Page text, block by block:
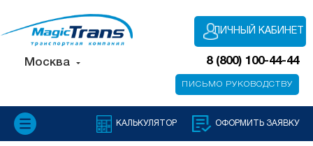
Москва 8 (800) 100-44-44
ЛИЧНЫЙ КАБИНЕТ
ПИСЬМО РУКОВОДСТВУ
КАЛЬКУЛЯТОР ОФОРМИТЬ ЗАЯВКУ